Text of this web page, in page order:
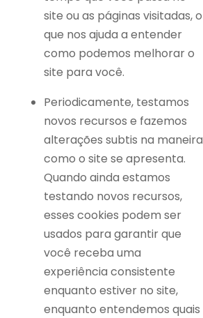
site ou as páginas visitadas, o
que nos ajuda a entender
como podemos melhorar o
site para você.
Periodicamente, testamos
novos recursos e fazemos
alterações subtis na maneira
como o site se apresenta.
Quando ainda estamos
testando novos recursos,
esses cookies podem ser
usados ​​para garantir que
você receba uma
experiência consistente
enquanto estiver no site,
enquanto entendemos quais